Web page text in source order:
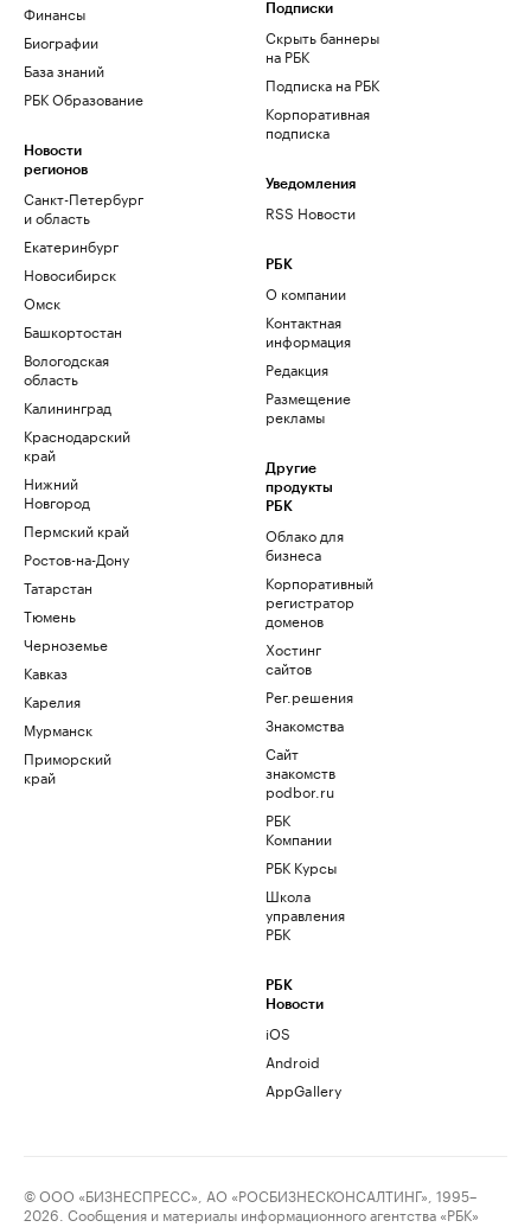
Финансы
Биографии
База знаний
РБК Образование
Новости
регионов
Санкт-Петербург
и область
Екатеринбург
Новосибирск
Омск
Башкортостан
Вологодская
область
Калининград
Краснодарский
край
Нижний
Новгород
Пермский край
Ростов-на-Дону
Татарстан
Тюмень
Черноземье
Кавказ
Карелия
Мурманск
Приморский
край
Подписки
Скрыть баннеры
на РБК
Подписка на РБК
Корпоративная
подписка
Уведомления
RSS Новости
РБК
О компании
Контактная
информация
Редакция
Размещение
рекламы
Другие
продукты
РБК
Облако для
бизнеса
Корпоративный
регистратор
доменов
Хостинг
сайтов
Рег.решения
Знакомства
Сайт
знакомств
podbor.ru
РБК
Компании
РБК Курсы
Школа
управления
РБК
РБК
Новости
iOS
Android
AppGallery
© ООО «БИЗНЕСПРЕСС», АО «РОСБИЗНЕСКОНСАЛТИНГ», 1995–
2026. Сообщения и материалы информационного агентства «РБК»